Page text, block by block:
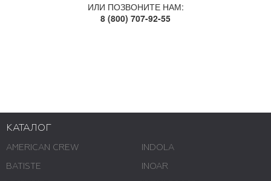
ИЛИ ПОЗВОНИТЕ НАМ:
8 (800) 707-92-55
КАТАЛОГ
AMERICAN CREW
BATISTE
INDOLA
INOAR